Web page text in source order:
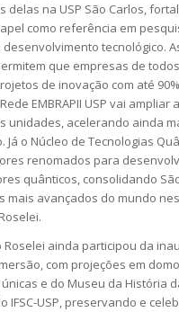
delas na USP São Carlos,
como referência em
desenvolvimento tecnológico.
que empresas de
de inovação com até
EMBRAPII USP vai ampliar
unidades, acelerando ainda
Já o Núcleo de Tecnologias
renomados para
quânticos, consolidando
mais avançados do mundo
Roselei ainda participou da
com projeções em
e do Museu da História
IFSC-USP, preservando e